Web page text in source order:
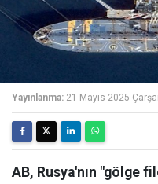
Yayınlanma: 21 Mayıs 2025
AB, Rusya'nın "gölge